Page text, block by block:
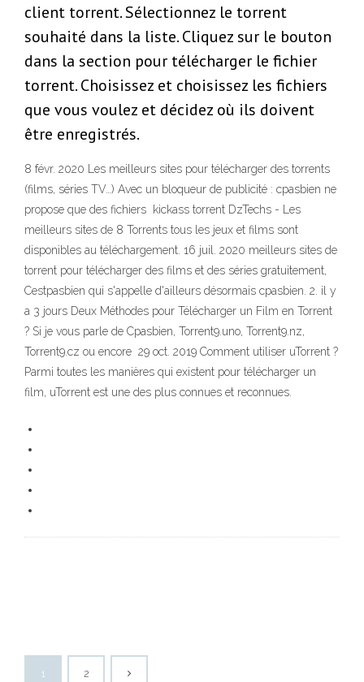
client torrent. Sélectionnez le torrent
souhaité dans la liste. Cliquez sur le bouton
dans la section pour télécharger le fichier
torrent. Choisissez et choisissez les fichiers
que vous voulez et décidez où ils doivent
être enregistrés.
8 févr. 2020 Les meilleurs sites pour télécharger des torrents
(films, séries TV…) Avec un bloqueur de publicité : cpasbien ne
propose que des fichiers kickass torrent DzTechs - Les
meilleurs sites de 8 Torrents tous les jeux et films sont
disponibles au téléchargement. 16 juil. 2020 meilleurs sites de
torrent pour télécharger des films et des séries gratuitement,
Cestpasbien qui s'appelle d'ailleurs désormais cpasbien. 2. il y
a 3 jours Deux Méthodes pour Télécharger un Film en Torrent
? Si je vous parle de Cpasbien, Torrent9.uno, Torrent9.nz,
Torrent9.cz ou encore 29 oct. 2019 Comment utiliser uTorrent ?
Parmi toutes les manières qui existent pour télécharger un
film, uTorrent est une des plus connues et reconnues.
1 2